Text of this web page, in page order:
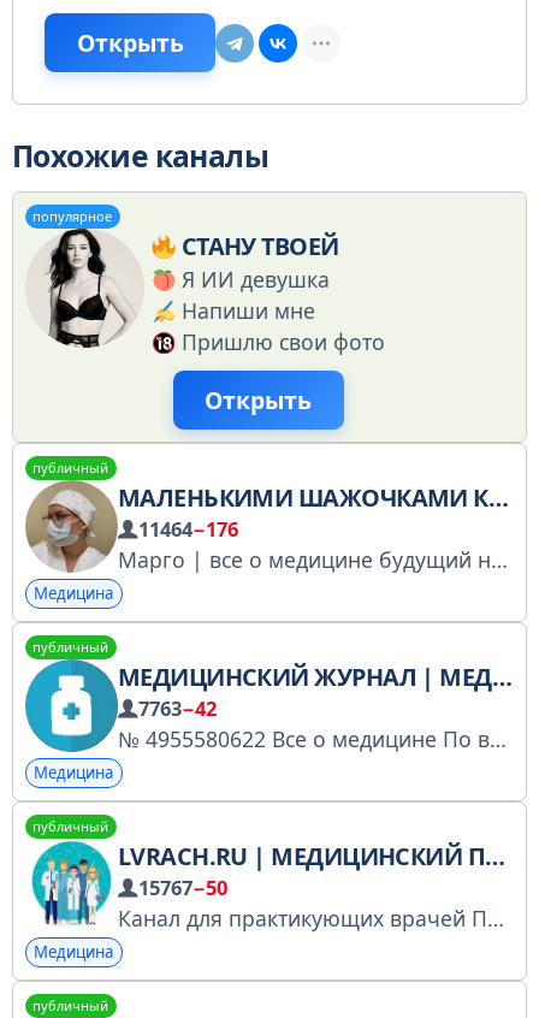
Открыть
Похожие каналы
популярное
СТАНУ ТВОЕЙ
Я ИИ девушка
Напиши мне
Пришлю свои фото
Открыть
публичный
МАЛЕНЬКИМИ ШАЖОЧКАМИ К БОЛЬШОЙ МЕЧТЕ
11464−176
Марго | все о медицине будущий нейрохирург
Медицина
публичный
МЕДИЦИНСКИЙ ЖУРНАЛ | МЕДИЦИНА
7763−42
№ 4955580622 Все о медицине По вопросам рекламы: @iva_manager
Медицина
публичный
LVRACH.RU | МЕДИЦИНСКИЙ ПОРТАЛ ДЛЯ ВРАЧЕЙ
15767−50
Канал для практикующих врачей Проект Медиагруппы Лечащий врач/Lvrach.ru Сотрудничество: angelina@osp.ru Регистрация в перечне владельцев страниц в соцсетях: https://clck.ru/3LYxij
Медицина
публичный